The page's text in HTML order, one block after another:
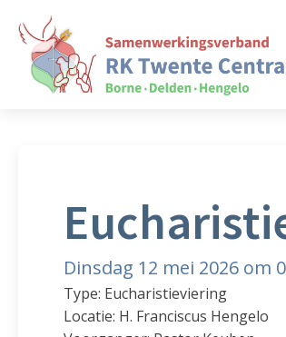
Dinsdag 12 mei 2026 om
Type: Eucharistieviering
Locatie: H. Franciscus Hengelo